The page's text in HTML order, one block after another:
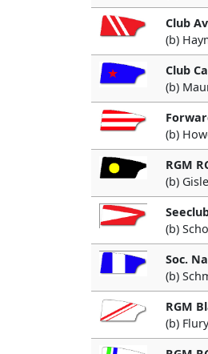
Club
(b)
Club
(b)
(b)
RGM
(b)
(b)
Soc.
(b)
RGM
(b)